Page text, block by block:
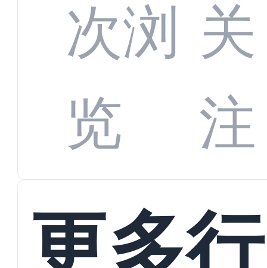
数字化
蜕变
全渠道
数据对
接
次浏
览
关
注
更多行